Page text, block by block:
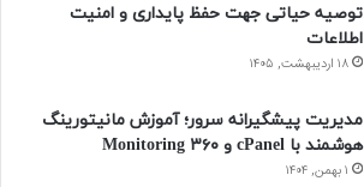
د
ا
ی
ن
ر
س
ت
گ
ا
و
توصیه حیاتی جهت حفظ پایداری و امنیت
اطلاعات
۱۸ اردیبهشت, ۱۴۰۵
مدیریت پیشگیرانه سرور؛ آموزش مانیتورینگ
هوشمند با cPanel و ۳۶۰ Monitoring
۱ بهمن, ۱۴۰۴